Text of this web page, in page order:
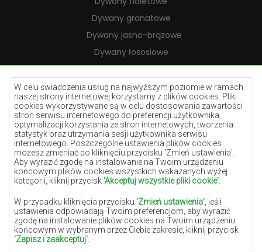
W celu świadczenia usług na najwyższym poziomie w ramach
naszej strony internetowej korzystamy z plików cookies. Pliki
cookies wykorzystywane są w celu dostosowania zawartości
stron serwisu internetowego do preferencji użytkownika,
optymalizacji korzystania ze stron internetowych, tworzenia
statystyk oraz utrzymania sesji użytkownika serwisu
internetowego. Poszczególne ustawienia plików cookies
możesz zmieniać po kliknięciu przycisku 'Zmień ustawienia'.
Aby wyrazić zgodę na instalowanie na Twoim urządzeniu
końcowym plików cookies wszystkich wskazanych wyżej
kategorii, kliknij przycisk 'Akceptuj wszystkie pliki cookie'
W przypadku kliknięcia przycisku 'Zmień ustawienia' , jeśli
ustawienia odpowiadają Twoim preferencjom, aby wyrazić
zgodę na instalowanie plików cookies na Twoim urządzeniu
końcowym w wybranym przez Ciebie zakresie, kliknij przycisk
'Zapisz i zaakceptuj'
Dywany granatowe
Dywany jasno-brązowe
Dywany łososiowe
Dywany kremowe
Dywany lilac
Dywany żółte
Dywany miętowe
Dywany niebieskie
Dywany pomarańczowe
Dywany różowe
Dywany szare
Dywany terakota
Dywany zielone